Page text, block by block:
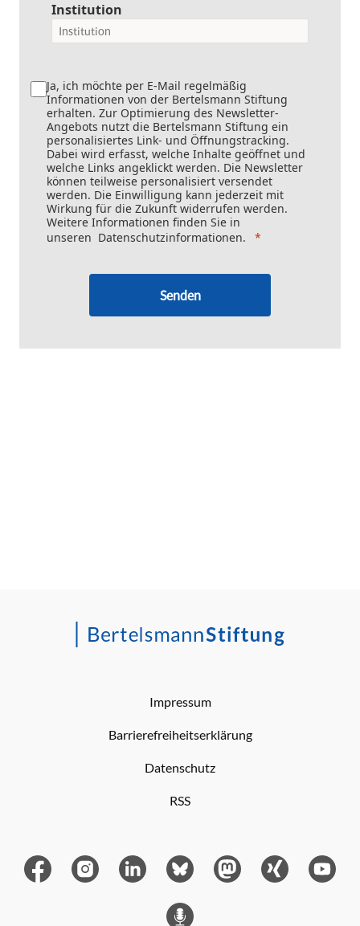
Institution
Ja, ich möchte per E-Mail regelmäßig
Informationen von der Bertelsmann Stiftung
erhalten. Zur Optimierung des Newsletter-
Angebots nutzt die Bertelsmann Stiftung ein
personalisiertes Link- und Öffnungstracking.
Dabei wird erfasst, welche Inhalte geöffnet und
welche Links angeklickt werden. Die Newsletter
können teilweise personalisiert versendet
werden. Die Einwilligung kann jederzeit mit
Wirkung für die Zukunft widerrufen werden.
Weitere Informationen finden Sie in
unseren Datenschutzinformationen.
Senden
Impressum
Barrierefreiheitserklärung
Datenschutz
RSS